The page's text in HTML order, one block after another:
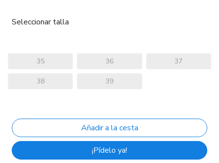
Seleccionar talla
35 36 37
38 39
¡Pídelo ya!